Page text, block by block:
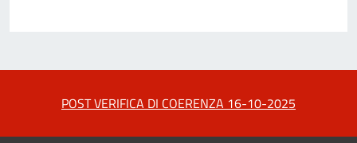
POST VERIFICA DI COERENZA 16-10-2025